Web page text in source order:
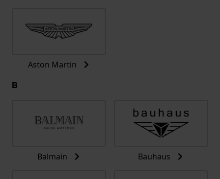
Aston Martin
B
Balmain Bauhaus